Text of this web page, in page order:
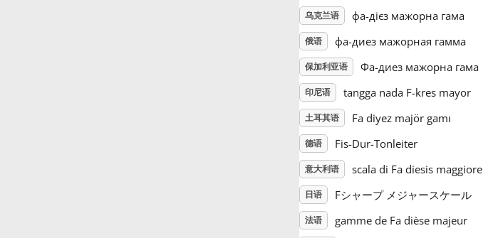
乌克兰语 фа-дієз мажорна гама
俄语 фа-диез мажорная гамма
保加利亚语 Фа-диез мажорна гама
印尼语 tangga nada F-kres mayor
土耳其语 Fa diyez majör gamı
德语 Fis-Dur-Tonleiter
意大利语 scala di Fa diesis maggiore
日语 Fシャープ メジャースケール
法语 gamme de Fa dièse majeur